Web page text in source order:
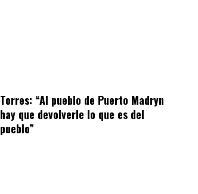
Torres: “Al pueblo de Puerto Madryn
hay que devolverle lo que es del
pueblo”